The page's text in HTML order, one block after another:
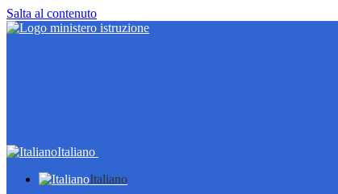
Salta al contenuto
Italiano
Italiano